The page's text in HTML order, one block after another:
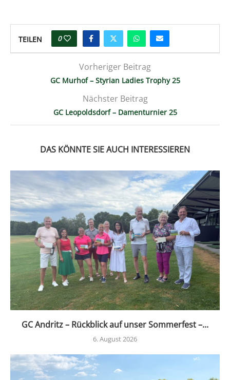
TEILEN 0
Vorheriger Beitrag
GC Murhof – Styrian Ladies Trophy 25
Nächster Beitrag
GC Leopoldsdorf – Damenturnier 25
DAS KÖNNTE SIE AUCH INTERESSIEREN
GC Andritz – Rückblick auf unser Sommerfest –...
6. August 2026